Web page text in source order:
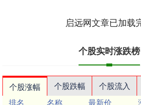
启远网文章已加载
个股实时涨跌榜
个股涨幅 个股跌幅 个股流入
排名
名称 最新价